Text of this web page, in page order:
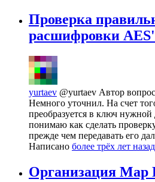
Проверка
расшифровки
yurtaev @yurtaev Автор
Немного уточнил. На счет
преобразуется в ключ
понимаю как сделать
прежде чем передавать его
Написано более трёх лет назад
Организация Map